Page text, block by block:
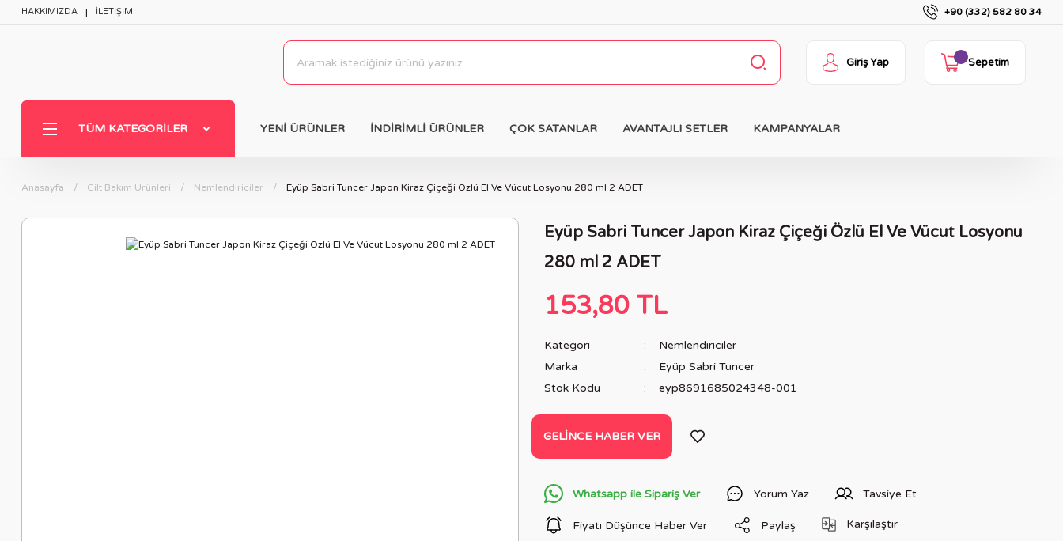
HAKKIMIZDA İLETİŞİM +90 (332) 582 80 34
Giriş Yap Sepetim
TÜM KATEGORILER YENİ ÜRÜNLER İNDİRİMLİ ÜRÜNLER ÇOK SATANLAR AVANTAJLI SETLER KAMPANYALAR
Anasayfa Cilt Bakım Ürünleri Nemlendiriciler Eyüp Sabri Tuncer Japon Kiraz Çiçeği Özlü El Ve Vücut Losyonu 280 ml 2 ADET
Eyüp Sabri Tuncer Japon Kiraz Çiçeği Özlü El Ve Vücut Losyonu
280 ml 2 ADET
153,80 TL
Kategori
Nemlendiriciler
Marka
Eyüp Sabri Tuncer
Stok Kodu
eyp8691685024348-001
GELINCE HABER VER
Whatsapp ile Sipariş Ver Yorum Yaz Tavsiye Et
Fiyatı Düşünce Haber Ver Paylaş Karşılaştır